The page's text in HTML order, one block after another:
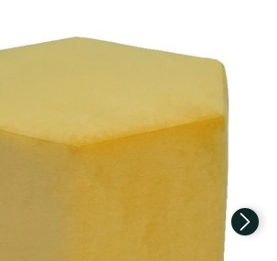
przywrócić dodane produkty do listy